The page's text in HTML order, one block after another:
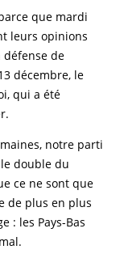
que mardi
leurs opinions
de
décembre, le
qui a été
notre parti
le double du
ce ne sont que
de plus en plus
: les Pays-Bas